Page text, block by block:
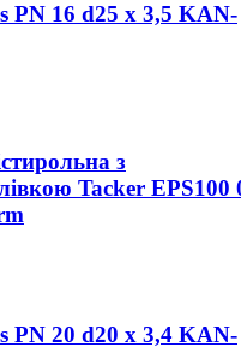
PN 16 d25 х 3,5 KAN-
з
Tacker EPS100
PN 20 d20 х 3,4 KAN-